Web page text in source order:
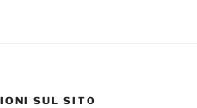
SUL SITO